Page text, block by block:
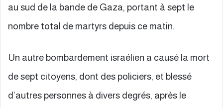
au sud de la bande de Gaza, portant à sept le
nombre total de martyrs depuis ce matin.
Un autre bombardement israélien a causé la mort
de sept citoyens, dont des policiers, et blessé
d’autres personnes à divers degrés, après le